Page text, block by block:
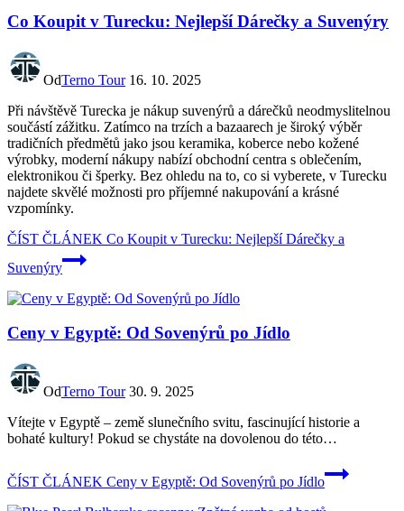
Co Koupit v Turecku: Nejlepší Dárečky a Suvenýry
OdTerno Tour 16. 10. 2025
Při návštěvě Turecka je nákup suvenýrů a dárečků neodmyslitelnou
součástí zážitku. Zatímco na trzích a bazaarech je široký výběr
tradičních předmětů jako jsou keramika, koberce nebo kožené
výrobky, moderní nákupy nabízí obchodní centra s oblečením,
elektronikou či šperky. Bez ohledu na to, co si vyberete, v Turecku
najdete skvělé možnosti pro příjemné nakupování a krásné
vzpomínky.
ČÍST ČLÁNEK Co Koupit v Turecku: Nejlepší Dárečky a
Suvenýry
Ceny v Egyptě: Od Sovenýrů po Jídlo
OdTerno Tour 30. 9. 2025
Vítejte v Egyptě – země slunečního svitu, fascinující historie a
bohaté kultury! Pokud se chystáte na dovolenou do této…
ČÍST ČLÁNEK Ceny v Egyptě: Od Sovenýrů po Jídlo